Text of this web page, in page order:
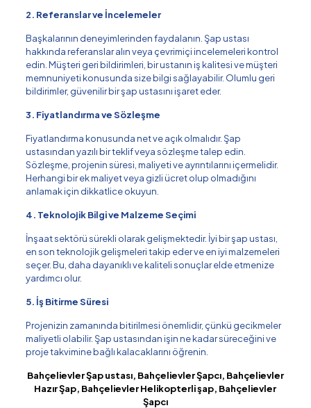
2. Referanslar ve İncelemeler
Başkalarının deneyimlerinden faydalanın. Şap ustası
hakkında referanslar alın veya çevrimiçi incelemeleri kontrol
edin. Müşteri geri bildirimleri, bir ustanın iş kalitesi ve müşteri
memnuniyeti konusunda size bilgi sağlayabilir. Olumlu geri
bildirimler, güvenilir bir şap ustasını işaret eder.
3. Fiyatlandırma ve Sözleşme
Fiyatlandırma konusunda net ve açık olmalıdır. Şap
ustasından yazılı bir teklif veya sözleşme talep edin.
Sözleşme, projenin süresi, maliyeti ve ayrıntılarını içermelidir.
Herhangi bir ek maliyet veya gizli ücret olup olmadığını
anlamak için dikkatlice okuyun.
4. Teknolojik Bilgi ve Malzeme Seçimi
İnşaat sektörü sürekli olarak gelişmektedir. İyi bir şap ustası,
en son teknolojik gelişmeleri takip eder ve en iyi malzemeleri
seçer. Bu, daha dayanıklı ve kaliteli sonuçlar elde etmenize
yardımcı olur.
5. İş Bitirme Süresi
Projenizin zamanında bitirilmesi önemlidir, çünkü gecikmeler
maliyetli olabilir. Şap ustasından işin ne kadar süreceğini ve
proje takvimine bağlı kalacaklarını öğrenin.
Bahçelievler Şap ustası, Bahçelievler Şapcı, Bahçelievler
Hazır Şap, Bahçelievler Helikopterli şap, Bahçelievler
Şapcı